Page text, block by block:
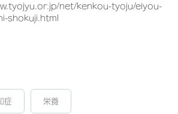
net/kenkou-tyoju/eiyou-
shokuji.html
症 栄養